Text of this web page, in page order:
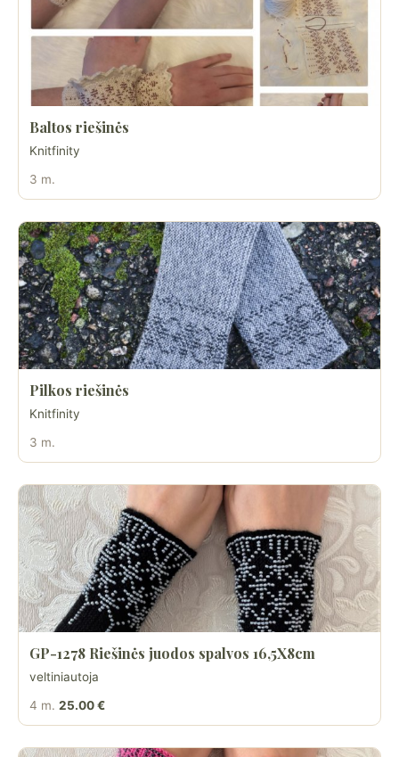
Baltos riešinės
Knitfinity
3 m.
Pilkos riešinės
Knitfinity
3 m.
GP-1278 Riešinės juodos spalvos 16,5X8cm
veltiniautoja
4 m. 25.00 €